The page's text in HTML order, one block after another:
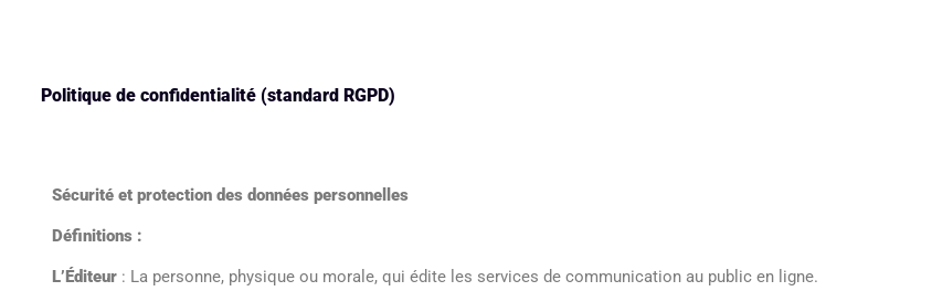
Politique de confidentialité (standard RGPD)
Sécurité et protection des données personnelles
Définitions :
L’Éditeur : La personne, physique ou morale, qui édite les services de communication au public en ligne.